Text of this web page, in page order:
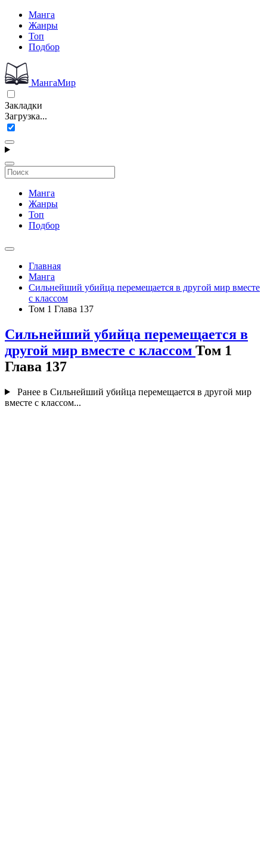
Манга
Жанры
Топ
Подбор
МангаМир
Закладки
Загрузка...
Манга
Жанры
Топ
Подбор
Главная
Манга
Сильнейший убийца перемещается в другой мир вместе
с классом
Том 1 Глава 137
Сильнейший убийца перемещается в
другой мир вместе с классом Том 1
Глава 137
Ранее в Сильнейший убийца перемещается в другой мир
вместе с классом...